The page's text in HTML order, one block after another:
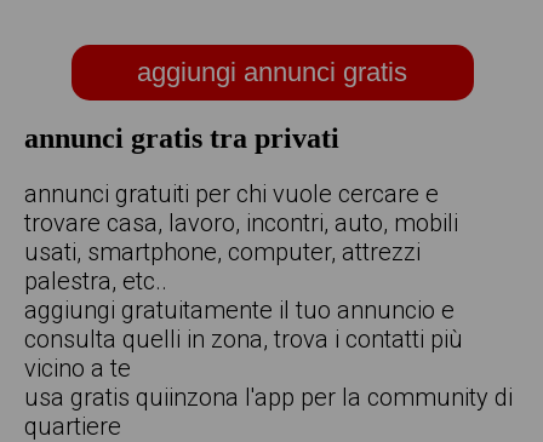
aggiungi annunci gratis
annunci gratis tra privati
annunci gratuiti per chi vuole cercare e
trovare casa, lavoro, incontri, auto, mobili
usati, smartphone, computer, attrezzi
palestra, etc..
aggiungi gratuitamente il tuo annuncio e
consulta quelli in zona, trova i contatti più
vicino a te
usa gratis quiinzona l'app per la community di
quartiere